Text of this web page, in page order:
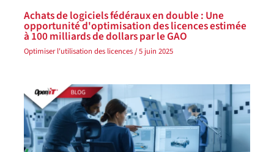
Achats de logiciels fédéraux en double : Une
opportunité d'optimisation des licences estimée
à 100 milliards de dollars par le GAO
Optimiser l'utilisation des licences/5 juin 2025